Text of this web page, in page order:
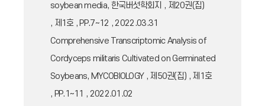
soybean media, 한국버섯학회지 , 제20권(집)
, 제1호 , PP.7~12 , 2022.03.31
Comprehensive Transcriptomic Analysis of
Cordyceps militaris Cultivated on Germinated
Soybeans, MYCOBIOLOGY , 제50권(집) , 제1호
, PP.1~11 , 2022.01.02